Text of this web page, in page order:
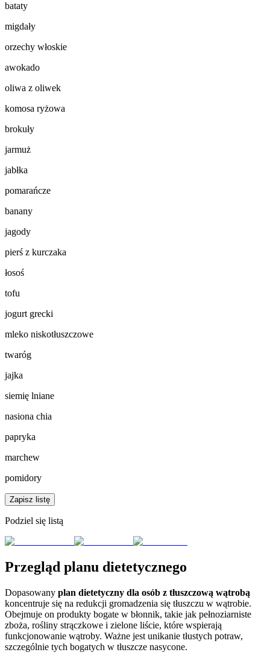
bataty
migdały
orzechy włoskie
awokado
oliwa z oliwek
komosa ryżowa
brokuły
jarmuż
jabłka
pomarańcze
banany
jagody
pierś z kurczaka
łosoś
tofu
jogurt grecki
mleko niskotłuszczowe
twaróg
jajka
siemię lniane
nasiona chia
papryka
marchew
pomidory
Zapisz listę
Podziel się listą
Przegląd planu dietetycznego
Dopasowany plan dietetyczny dla osób z tłuszczową wątrobą
koncentruje się na redukcji gromadzenia się tłuszczu w wątrobie.
Obejmuje on produkty bogate w błonnik, takie jak pełnoziarniste
zboża, rośliny strączkowe i zielone liście, które wspierają
funkcjonowanie wątroby. Ważne jest unikanie tłustych potraw,
szczególnie tych bogatych w tłuszcze nasycone.